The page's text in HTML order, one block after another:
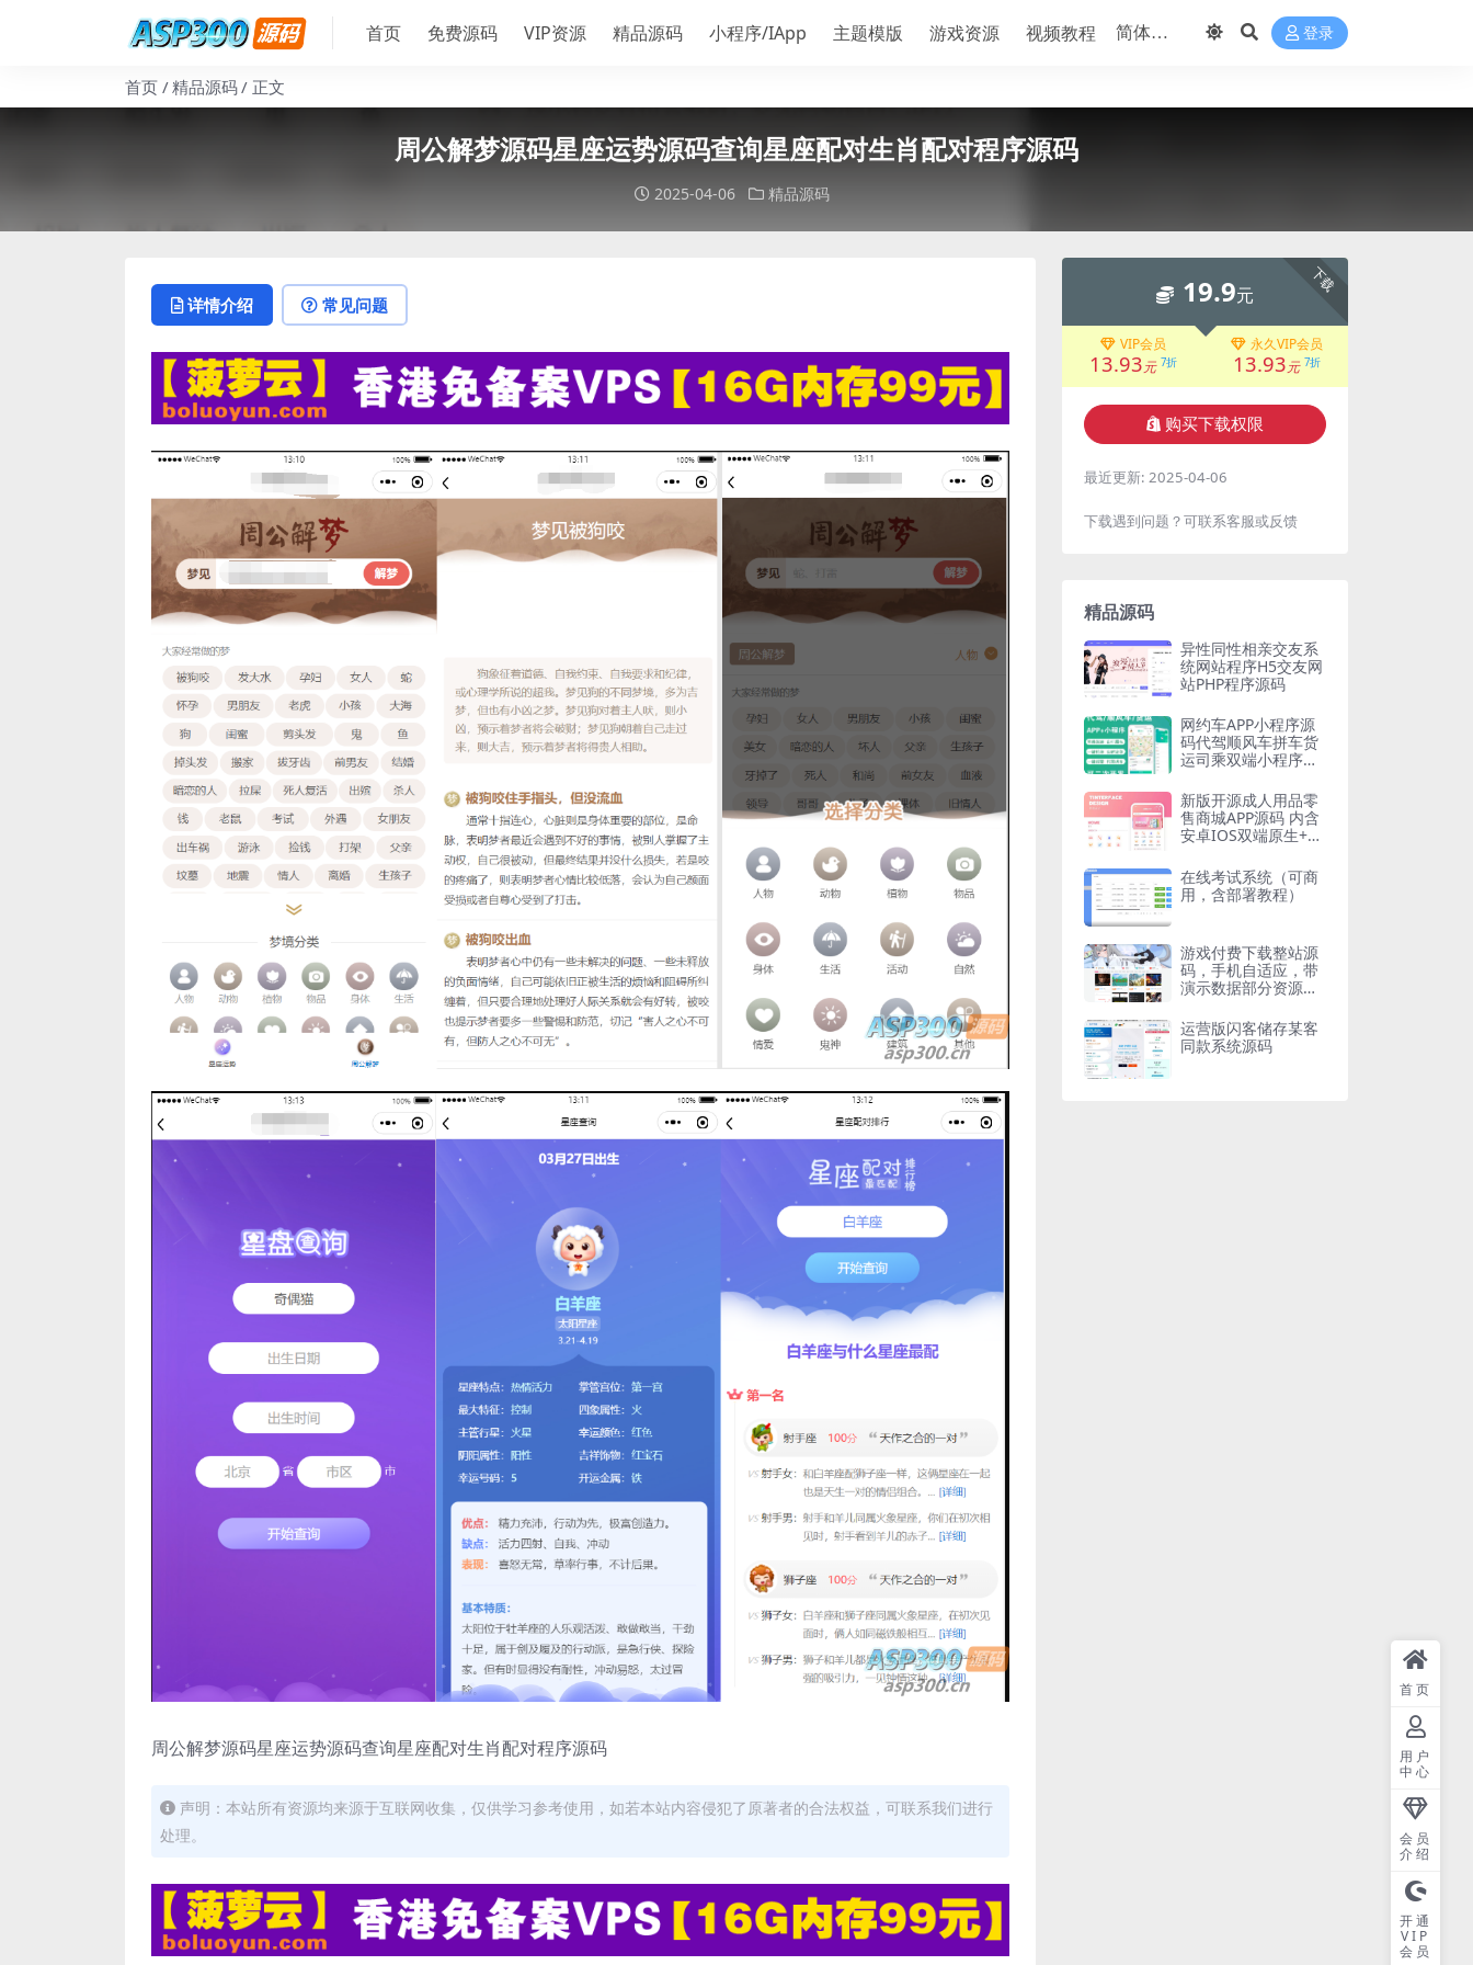
首页 免费源码 VIP资源 精品源码 小程序/IApp 主题模版 游戏资源 视频教程 登录
首页 精品源码 正文
周公解梦源码星座运势源码查询星座配对生肖配对程序源码
2025-04-06 精品源码
详情介绍 常见问题
周公解梦源码星座运势源码查询星座配对生肖配对程序源码
声明：本站所有资源均来源于互联网收集，仅供学习参考使用，如若本站内容侵犯了原著者的合法权益，可联系我们进行
处理。
下载
19.9元
VIP会员
13.93元 7折
永久VIP会员
13.93元 7折
购买下载权限
最近更新: 2025-04-06
下载遇到问题？可联系客服或反馈
精品源码
异性同性相亲交友系
统网站程序H5交友网
站PHP程序源码
网约车APP小程序源
码代驾顺风车拼车货
运司乘双端小程序安
新版开源成人用品零
售商城APP源码 内含
安卓IOS双端原生+小
在线考试系统（可商
用，含部署教程）
游戏付费下载整站源
码，手机自适应，带
演示数据部分资源打
运营版闪客储存某客
同款系统源码
首页
用户
中心
会员
介绍
开通
VIP
会员